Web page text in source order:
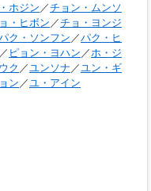
ホジン／チョン・ムンソ
・ヒボン／チョ・ヨンジ
ク・ソンフン ／パク・ヒ
／ ピョン・ヨハン ／ホ・ジ
ク ／ユンソナ ／ユン・ギ
ン ／ユ・アイン